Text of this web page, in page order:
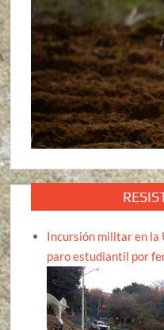
Incursión militar en
paro estudiantil por